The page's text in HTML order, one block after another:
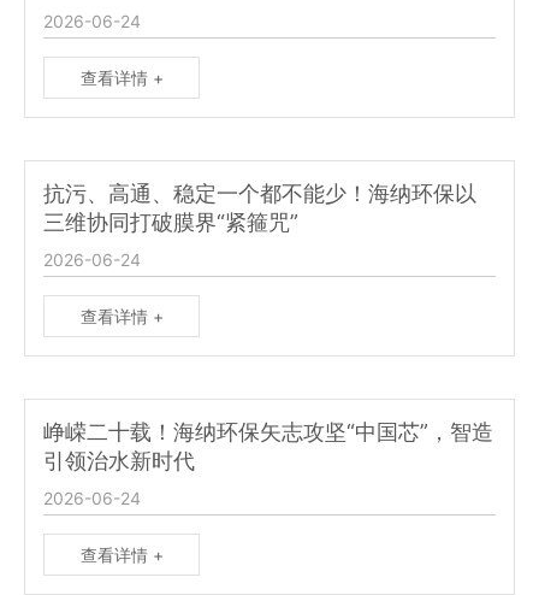
2026-06-24
查看详情 +
抗污、高通、稳定一个都不能少！海纳环保以
三维协同打破膜界“紧箍咒”
2026-06-24
查看详情 +
峥嵘二十载！海纳环保矢志攻坚“中国芯”，智造
引领治水新时代
2026-06-24
查看详情 +